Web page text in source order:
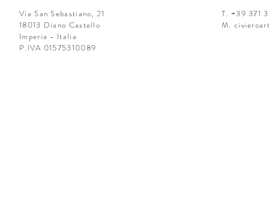
Via San Sebastiano, 21
18013 Diano Castello
Imperia - Italia
P.IVA 01575310089
T. +39 371
M.